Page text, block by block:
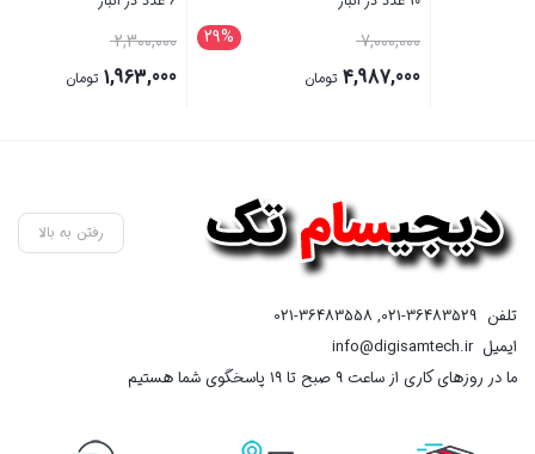
2,300,000قیمت
اصلی1,963,000 تومان
است.
8,850,000 تومان
رفتن به بالا
تلفن 021-36483529
,
021-36483558
ایمیلinfo@digisamtech.ir
ما در روزهای کاری از ساعت ۹ صبح تا ۱۹ پاسخگوی شما هستیم